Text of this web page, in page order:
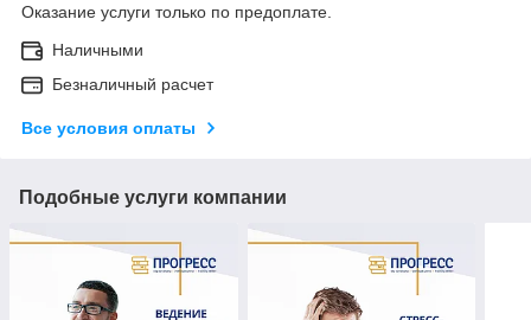
Оказание услуги только по предоплате.
Наличными
Безналичный расчет
Все условия оплаты
Подобные услуги компании